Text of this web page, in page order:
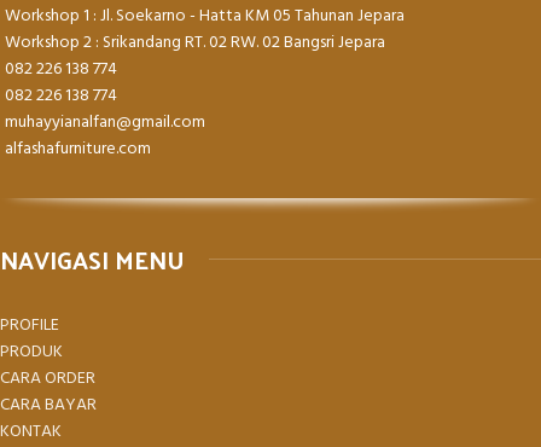
Workshop 1 : Jl. Soekarno - Hatta KM 05 Tahunan Jepara
Workshop 2 : Srikandang RT. 02 RW. 02 Bangsri Jepara
082 226 138 774
082 226 138 774
muhayyianalfan@gmail.com
alfashafurniture.com
NAVIGASI MENU
PROFILE
PRODUK
CARA ORDER
CARA BAYAR
KONTAK